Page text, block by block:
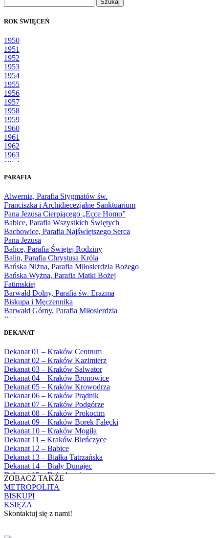
ROK ŚWIĘCEŃ
1950
1951
1952
1953
1954
1955
1956
1957
1958
1959
1960
1961
1962
1963
1964
1966
1968
1969
1970
1971
1972
1973
1974
1975
1976
1977
1978
1979
1980
1981
1983
1985
1986
1987
1988
1989
1990
1991
1992
1993
1994
1995
1996
1997
1998
1999
2000
2001
2002
2003
2004
PARAFIA
Alwernia, Parafia Stygmatów św.
Franciszka i Archidiecezjalne Sanktuarium
Pana Jezusa Cierpiącego „Ecce Homo”
Babice, Parafia Wszystkich Świętych
Bachowice, Parafia Najświętszego Serca
Pana Jezusa
Balice, Parafia Świętej Rodziny
Balin, Parafia Chrystusa Króla
Bańska Niżna, Parafia Miłosierdzia Bożego
Bańska Wyżna, Parafia Matki Bożej
Fatimskiej
Barwałd Dolny, Parafia św. Erazma
Biskupa i Męczennika
Barwałd Górny, Parafia Miłosierdzia
Bożego
Bęczarka, Parafia Matki Boskiej
Będkowice, Parafia Najświętszej Maryi
Panny Królowej
Białka Górna, Parafia Matki Bożej
Królowej Rodzin
Białka Tatrzańska, Parafia Świętych
Apostołów Szymona i Judy Tadeusza
Biały Dunajec, Parafia Matki Bożej
Królowej Aniołów
Biały Kościół, Parafia św. Mikołaja
Bibice, Parafia Matki Bożej Nieustającej
Pomocy
Bieńkówka, Parafia Przenajświętszej Trójcy
Biertowice, Parafia Matki Bożej
Różańcowej
Biórków Wielki, Parafia Wniebowzięcia
NMP
Biskupice, Parafia św. Marcina
Bobrek, Parafia Przenajświętszej Trójcy
Bodzanów, Parafia Świętych Apostołów
DEKANAT
Dekanat 01 – Kraków Centrum
Dekanat 02 – Kraków Kazimierz
Dekanat 03 – Kraków Salwator
Dekanat 04 – Kraków Bronowice
Dekanat 05 – Kraków Krowodrza
Dekanat 06 – Kraków Prądnik
Dekanat 07 – Kraków Podgórze
Dekanat 08 – Kraków Prokocim
Dekanat 09 – Kraków Borek Fałęcki
Dekanat 10 – Kraków Mogiła
Dekanat 11 – Kraków Bieńczyce
Dekanat 12 – Babice
Dekanat 13 – Białka Tatrzańska
Dekanat 14 – Biały Dunajec
Dekanat 15 – Bolechowice
Dekanat 16 – Chrzanów
Dekanat 17 – Czarny Dunajec
Dekanat 18 – Czernichów
Dekanat 19 – Dobczyce
Dekanat 20 – Jabłonka
ZOBACZ TAKŻE
METROPOLITA
BISKUPI
KSIĘŻA
Skontaktuj się z nami!